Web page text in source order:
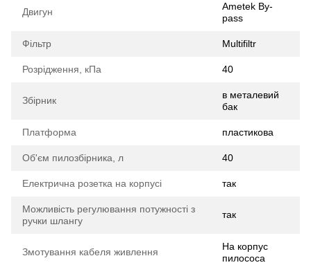
Двигун
Ametek By-
pass
Фільтр Multifiltr
Розрідження, кПа 40
Збірник
в металевий
бак
Платформа пластикова
Об'єм пилозбірника, л 40
Електрична розетка на корпусі так
Можливість регулювання потужності з
ручки шлангу
так
Змотування кабеля живлення
На корпус
пилососа